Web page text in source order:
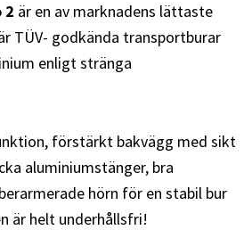
2 är en av marknadens lättaste
TÜV- godkända transportburar
enligt stränga
förstärkt bakvägg med sikt
aluminiumstänger, bra
hörn för en stabil bur
är helt underhållsfri!